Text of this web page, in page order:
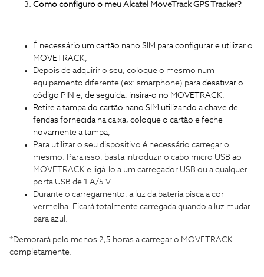
Como configuro o meu Alcatel MoveTrack GPS Tracker?
É necessário um cartão nano SIM para configurar e utilizar o
MOVETRACK;
Depois de adquirir o seu, coloque o mesmo num
equipamento diferente (ex: smarphone) paradesativar o
código PIN e, de seguida, insira-o no MOVETRACK;
Retire a tampa do cartão nano SIM utilizando a chave de
fendas fornecida na caixa, coloque o cartão e feche
novamente a tampa;
Para utilizar o seu dispositivo é necessário carregar o
mesmo. Para isso, basta introduzir o cabo micro USB ao
MOVETRACK e ligá-lo a um carregador USB ou a qualquer
porta USB de 1 A/5 V.
Durante o carregamento, a luz da bateria pisca a cor
vermelha. Ficará totalmente carregada quando a luz mudar
para azul.
*Demorará pelo menos 2,5 horas a carregar o MOVETRACK
completamente.